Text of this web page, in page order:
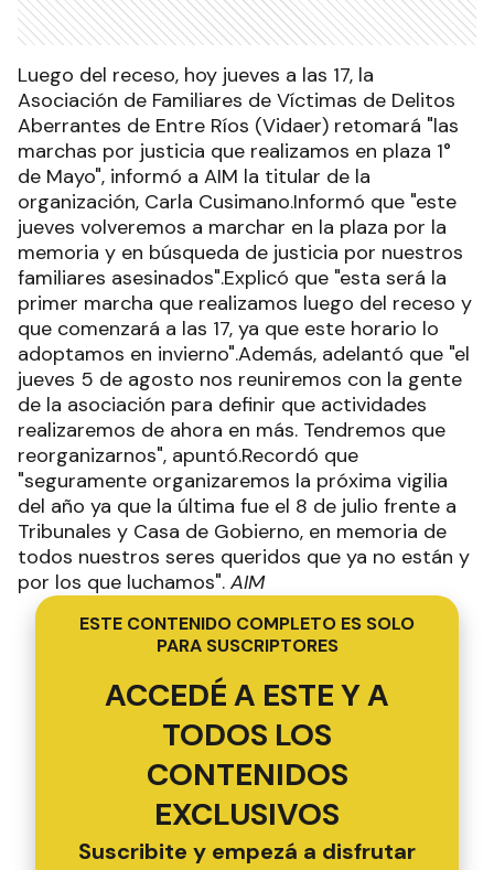
Luego del receso, hoy jueves a las 17, la
Asociación de Familiares de Víctimas de Delitos
Aberrantes de Entre Ríos (Vidaer) retomará "las
marchas por justicia que realizamos en plaza 1°
de Mayo", informó a AIM la titular de la
organización, Carla Cusimano.Informó que "este
jueves volveremos a marchar en la plaza por la
memoria y en búsqueda de justicia por nuestros
familiares asesinados".Explicó que "esta será la
primer marcha que realizamos luego del receso y
que comenzará a las 17, ya que este horario lo
adoptamos en invierno".Además, adelantó que "el
jueves 5 de agosto nos reuniremos con la gente
de la asociación para definir que actividades
realizaremos de ahora en más. Tendremos que
reorganizarnos", apuntó.Recordó que
"seguramente organizaremos la próxima vigilia
del año ya que la última fue el 8 de julio frente a
Tribunales y Casa de Gobierno, en memoria de
todos nuestros seres queridos que ya no están y
por los que luchamos". AIM
ESTE CONTENIDO COMPLETO ES SOLO
PARA SUSCRIPTORES
ACCEDÉ A ESTE Y A
TODOS LOS
CONTENIDOS
EXCLUSIVOS
Suscribite y empezá a disfrutar